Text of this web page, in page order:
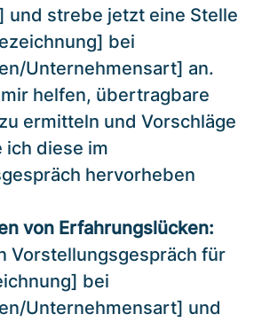
und strebe jetzt eine Stelle
bei
Unternehmensart] an.
helfen, übertragbare
ermitteln und Vorschläge
ich diese im
hervorheben
von Erfahrungslücken:
Vorstellungsgespräch für
bei
Unternehmensart] und